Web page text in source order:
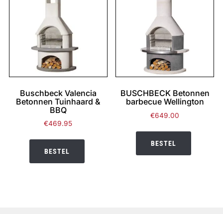
Buschbeck Valencia
Betonnen Tuinhaard &
BBQ
€469.95
BESTEL
BUSCHBECK Betonnen
barbecue Wellington
€649.00
BESTEL